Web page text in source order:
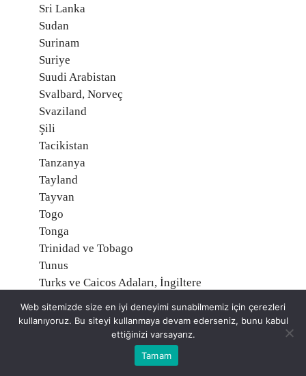
Sri Lanka
Sudan
Surinam
Suriye
Suudi Arabistan
Svalbard, Norveç
Svaziland
Şili
Tacikistan
Tanzanya
Tayland
Tayvan
Togo
Tonga
Trinidad ve Tobago
Tunus
Turks ve Caicos Adaları, İngiltere
Türkiye
Web sitemizde size en iyi deneyimi sunabilmemiz için çerezleri
kullanıyoruz. Bu siteyi kullanmaya devam ederseniz, bunu kabul
ettiğinizi varsayarız.
Tamam